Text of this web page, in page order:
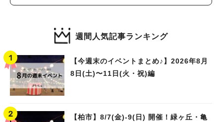
週間人気記事ランキング
【今週末のイベントまとめ♪】2026年8月
8日(土)〜11日(火・祝)編
【柏市】8/7(金)‐9(日) 開催！緑ヶ丘・亀